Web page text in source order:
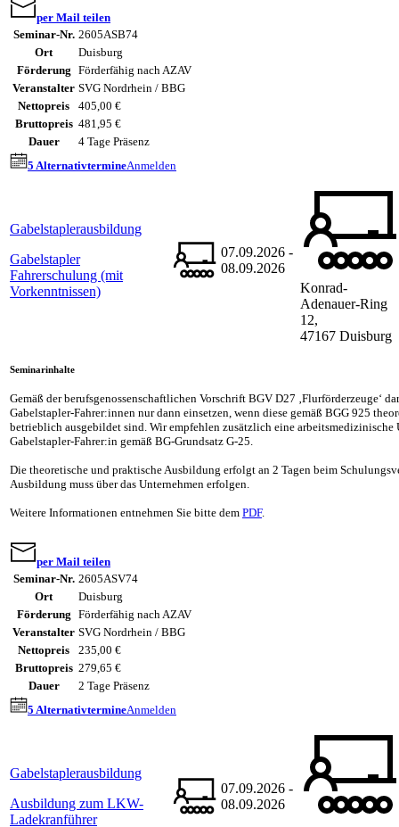
per Mail teilen
Seminar-Nr. 2605ASB74
Ort
Duisburg
Förderung Förderfähig nach AZAV
Veranstalter SVG Nordrhein / BBG
Nettopreis
405,00 €
Bruttopreis 481,95 €
Dauer
4 Tage Präsenz
5 AlternativtermineAnmelden
Gabelstaplerausbildung
Gabelstapler
Fahrerschulung (mit
Vorkenntnissen)
07.09.2026 -
08.09.2026
Konrad-
Adenauer-Ring
12,
47167 Duisburg
Seminarinhalte
Gemäß der berufsgenossenschaftlichen Vorschrift BGV D27 ‚Flurförderzeuge‘
Gabelstapler-Fahrer:innen nur dann einsetzen, wenn diese gemäß BGG 925
betrieblich ausgebildet sind. Wir empfehlen zusätzlich eine arbeitsmedizinische
Gabelstapler-Fahrer:in gemäß BG-Grundsatz G-25.
Die theoretische und praktische Ausbildung erfolgt an 2 Tagen beim
Ausbildung muss über das Unternehmen erfolgen.
Weitere Informationen entnehmen Sie bitte dem PDF.
per Mail teilen
Seminar-Nr. 2605ASV74
Ort
Duisburg
Förderung Förderfähig nach AZAV
Veranstalter SVG Nordrhein / BBG
Nettopreis
235,00 €
Bruttopreis 279,65 €
Dauer
2 Tage Präsenz
5 AlternativtermineAnmelden
Gabelstaplerausbildung
Ausbildung zum LKW-
Ladekranführer
07.09.2026 -
08.09.2026